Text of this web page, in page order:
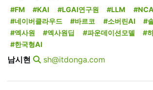
#FM #KAI #LGAI연구원 #LLM
#네이버클라우드
#바르코 #소버린AI #
#엑사원
#엑사원딥 #파운데이션모델
#
#한국형AI
남시현 sh@itdonga.com